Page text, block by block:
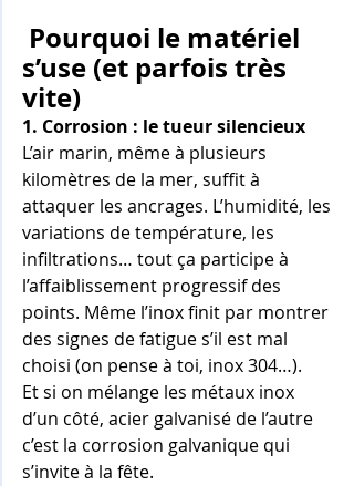
Pourquoi le matériel
s’use (et parfois très
vite)
1. Corrosion : le tueur silencieux
L’air marin, même à plusieurs
kilomètres de la mer, suffit à
attaquer les ancrages. L’humidité, les
variations de température, les
infiltrations… tout ça participe à
l’affaiblissement progressif des
points. Même l’inox finit par montrer
des signes de fatigue s’il est mal
choisi (on pense à toi, inox 304…).
Et si on mélange les métaux inox
d’un côté, acier galvanisé de l’autre
c’est la corrosion galvanique qui
s’invite à la fête.